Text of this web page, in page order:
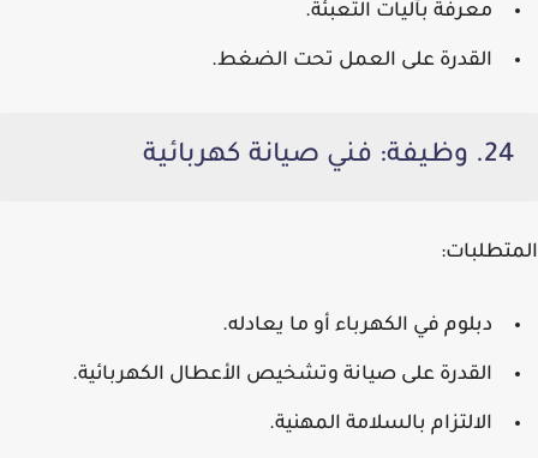
معرفة بآليات التعبئة.
القدرة على العمل تحت الضغط.
24. وظيفة: فني صيانة كهربائية
المتطلبات:
دبلوم في الكهرباء أو ما يعادله.
القدرة على صيانة وتشخيص الأعطال الكهربائية.
الالتزام بالسلامة المهنية.